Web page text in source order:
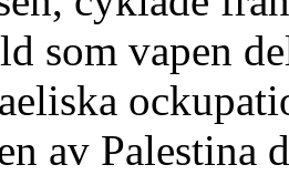
som vapen
av Palestina